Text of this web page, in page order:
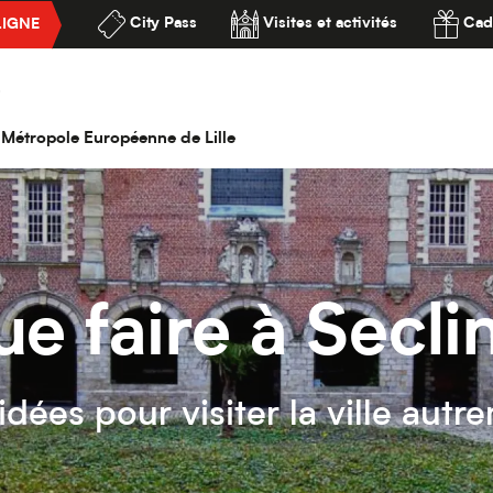
City Pass Visites et activités
Européenne de Lille
faire à
pour visiter la ville